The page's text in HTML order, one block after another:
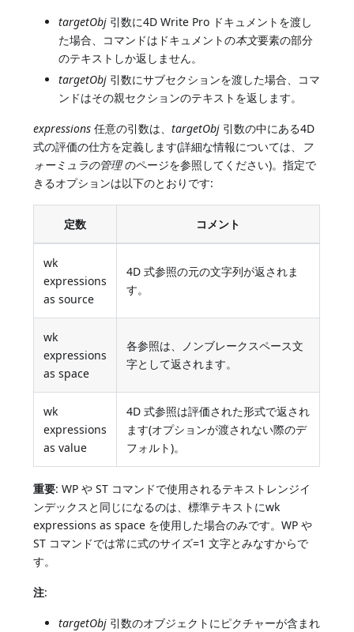
targetObj 引数に4D Write Pro ドキュメントを渡し
た場合、コマンドはドキュメントの本文要素の部分
のテキストしか返しません。
targetObj 引数にサブセクションを渡した場合、コマ
ンドはその親セクションのテキストを返します。
expressions 任意の引数は、targetObj 引数の中にある4D
式の評価の仕方を定義します(詳細な情報については、
フ
ォーミュラの管理のページを参照してください)。指定で
きるオプションは以下のとおりです:
定数 コメント
wk
expressions
as source
4D 式参照の元の文字列が返されま
す。
wk
expressions
as space
各参照は、ノンブレークスペース文
字として返されます。
wk
expressions
as value
4D 式参照は評価された形式で返され
ます(オプションが渡されない際のデ
フォルト)。
重要: WP や ST コマンドで使用されるテキストレンジイ
ンデックスと同じになるのは、標準テキストにwk
expressions as space を使用した場合のみです。WP や
ST コマンドでは常に式のサイズ=1 文字とみなすからで
す。
注:
targetObj 引数のオブジェクトにピクチャーが含まれ